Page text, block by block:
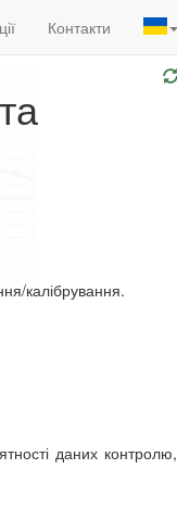
Контакти
калібрування.
даних контролю,